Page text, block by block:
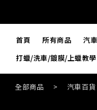
首頁 所有商品 汽
打蠟/洗車/鍍膜/上蠟教學
全部商品 > 汽車百貨